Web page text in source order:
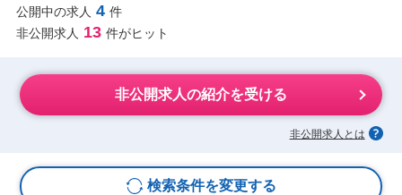
公開中の求人 4 件
非公開求人 13 件がヒット
非公開求人の紹介を受ける
非公開求人とは
検索条件を変更する